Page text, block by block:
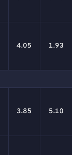
4.05 1.93
3.85 5.10